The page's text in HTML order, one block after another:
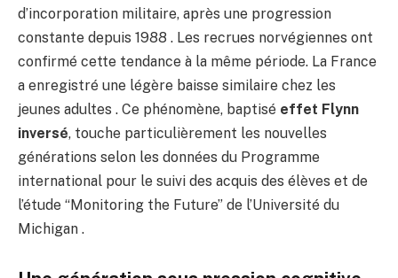
d’incorporation militaire, après une progression
constante depuis 1988 . Les recrues norvégiennes ont
confirmé cette tendance à la même période. La France
a enregistré une légère baisse similaire chez les
jeunes adultes . Ce phénomène, baptisé effet Flynn
inversé, touche particulièrement les nouvelles
générations selon les données du Programme
international pour le suivi des acquis des élèves et de
l’étude “Monitoring the Future” de l’Université du
Michigan .